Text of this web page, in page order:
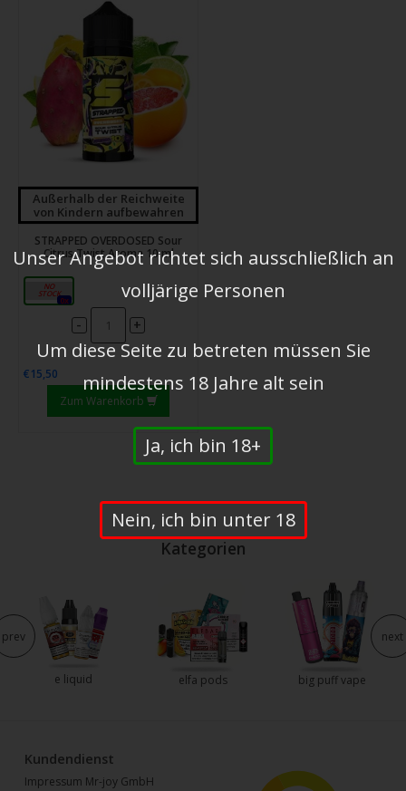
Außerhalb der Reichweite
von Kindern aufbewahren
STRAPPED OVERDOSED Sour
Citrus Twist Aroma 10 ml
10ml
0x
- +
€15,50
Zum Warenkorb
Kategorien
e liquid elfa pods big puff vape
prev next
Kundendienst
Impressum Mr-joy GmbH
Unser Angebot richtet sich ausschließlich an
volljärige Personen
Um diese Seite zu betreten müssen Sie
mindestens 18 Jahre alt sein
Ja, ich bin 18+
Nein, ich bin unter 18